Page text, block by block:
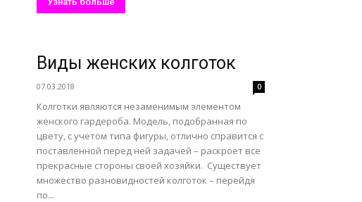
Виды женских колготок
07.03.2018 0
Колготки являются незаменимым элементом
женского гардероба. Модель, подобранная по
цвету, с учетом типа фигуры, отлично справится с
поставленной перед ней задачей – раскроет все
прекрасные стороны своей хозяйки. Существует
множество разновидностей колготок – перейдя
по...